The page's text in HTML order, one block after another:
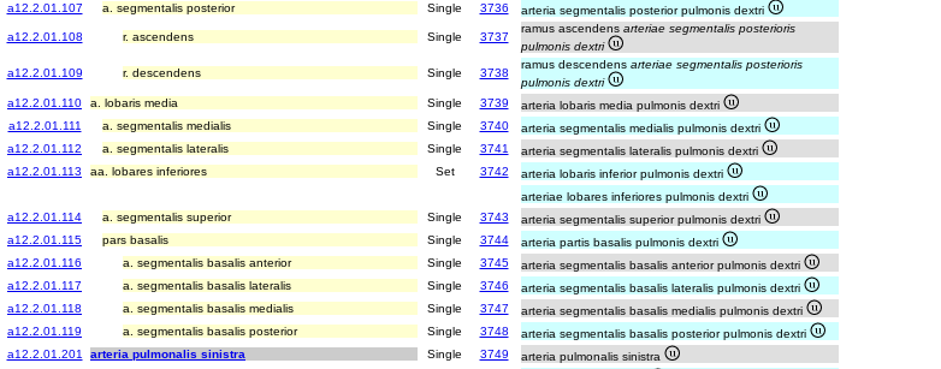
a12.2.01.107
a. segmentalis posterior Single 3736
arteria segmentalis posterior pulmonis dextri
a12.2.01.108
r. ascendens Single 3737
ramus ascendens arteriae segmentalis posterioris
pulmonis dextri
a12.2.01.109
r. descendens Single 3738
ramus descendens arteriae segmentalis posterioris
pulmonis dextri
a12.2.01.110
a. lobaris media Single 3739
arteria lobaris media pulmonis dextri
a12.2.01.111
a. segmentalis medialis Single 3740
arteria segmentalis medialis pulmonis dextri
a12.2.01.112
a. segmentalis lateralis Single 3741
arteria segmentalis lateralis pulmonis dextri
a12.2.01.113
aa. lobares inferiores Set 3742
arteria lobaris inferior pulmonis dextri
arteriae lobares inferiores pulmonis dextri
a12.2.01.114
a. segmentalis superior Single 3743
arteria segmentalis superior pulmonis dextri
a12.2.01.115
pars basalis Single 3744
arteria partis basalis pulmonis dextri
a12.2.01.116
a. segmentalis basalis anterior Single 3745
arteria segmentalis basalis anterior pulmonis dextri
a12.2.01.117
a. segmentalis basalis lateralis Single 3746
arteria segmentalis basalis lateralis pulmonis dextri
a12.2.01.118
a. segmentalis basalis medialis Single 3747
arteria segmentalis basalis medialis pulmonis dextri
a12.2.01.119
a. segmentalis basalis posterior Single 3748
arteria segmentalis basalis posterior pulmonis dextri
a12.2.01.201
arteria pulmonalis sinistra Single 3749
arteria pulmonalis sinistra